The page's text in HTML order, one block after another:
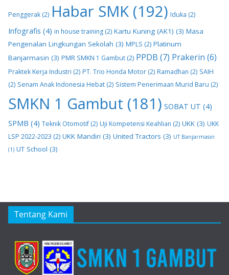
Penggerak (2) Habar SMK (192) Iduka (2)
Infografis (4) in house training (2) Kartu Kuning (AK1) (3) Masa
Pengenalan Lingkungan Sekolah (3) MPLS (2) Platinum
Banjarmasin (3) PMR SMKN 1 Gambut (2) PPDB (7) Prakerin (6)
Praktek Kerja Industri (2) PT. Trio Honda Motor (2) Ramadhan (2) SAIH
(2) Senam Anak Indonesia Hebat (2) Sistem Penerimaan Murid Baru (2)
SMKN 1 Gambut (181) SOBAT UT (4)
SPMB (4) Teknik Otomotif(2) Uji Kompetensi Keahlian (2) UKK (3) UKK
LSP 2022-2023 (2) UKK Mandiri (3) United Tractors (3) UT Banjarmasin
(1) UT School (3)
Tentang Kami